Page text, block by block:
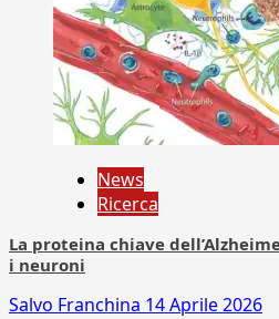
News
Ricerca
La proteina chiave
i neuroni
Salvo Franchina 14 Aprile 2026